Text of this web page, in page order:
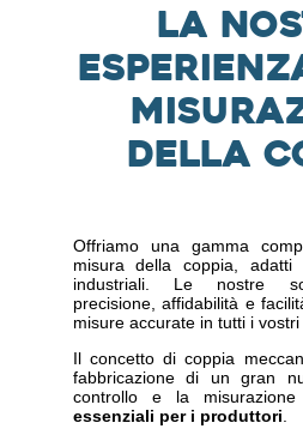
La
della
Offriamo una gamma
misura della coppia,
industriali. Le nostre
precisione, affidabilità e
misure accurate in tutti i vostri
Il concetto di coppia
fabbricazione di un gran
controllo e la
essenziali per i produttori